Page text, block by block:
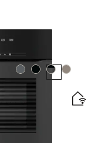
Farbe:Farbe:Farbe:Farbe: